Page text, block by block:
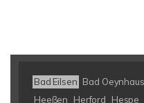
Bad Eilsen Bad
Heeßen
Herford Hespe